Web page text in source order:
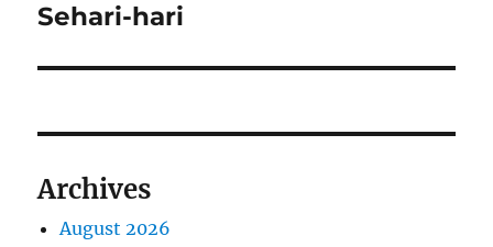
Sehari-hari
Archives
August 2026